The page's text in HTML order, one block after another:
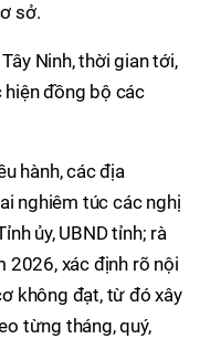
sở.
Ninh, thời gian tới,
đồng bộ các
hành, các địa
nghiêm túc các nghị
ủy, UBND tỉnh; rà
2026, xác định rõ nội
không đạt, từ đó xây
từng tháng, quý,